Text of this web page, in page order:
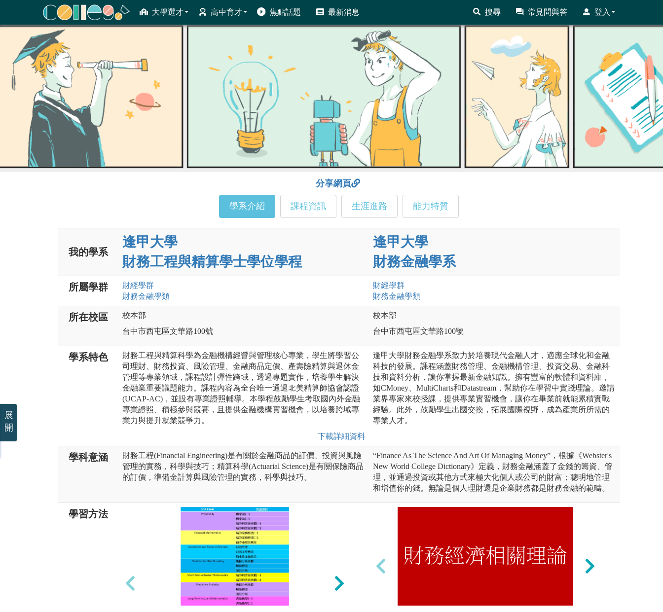
大學選才 高中育才 焦點話題 最新消息 搜尋 常見問與答 登入
ColleGo! 大學選才與高中育才輔助系統
分享網頁
學系介紹 課程資訊 生涯進路 能力特質
我的學系
逢甲大學
財務工程與精算學士學位學程
逢甲大學
財務金融學系
所屬學群 財經學群
財務金融學類
財經學群
財務金融學類
所在校區
校本部
台中市西屯區文華路100號
校本部
台中市西屯區文華路100號
學系特色
財務工程與精算科學為金融機構經營與管理核心專業，學生將學習公
司理財、財務投資、風險管理、金融商品定價、產壽險精算與退休金
管理等專業領域，課程設計彈性跨域，透過專題實作，培養學生解決
金融業重要議題能力。課程內容為全台唯一通過北美精算師協會認證
(UCAP-AC)，並設有專業證照輔導。本學程鼓勵學生考取國內外金融
專業證照、積極參與競賽，且提供金融機構實習機會，以培養跨域專
業力與提升就業競爭力。
下載詳細資料
逢甲大學財務金融學系致力於培養現代金融人才，適應全球化和金融
科技的發展。課程涵蓋財務管理、金融機構管理、投資交易、金融科
技和資料分析，讓你掌握最新金融知識。擁有豐富的軟體和資料庫，
如CMoney、MultiCharts和Datastream，幫助你在學習中實踐理論。邀請
業界專家來校授課，提供專業實習機會，讓你在畢業前就能累積實戰
經驗。此外，鼓勵學生出國交換，拓展國際視野，成為產業所所需的
專業人才。
學科意涵
財務工程(Financial Engineering)是有關於金融商品的訂價、投資與風險
管理的實務，科學與技巧；精算科學(Actuarial Science)是有關保險商品
的訂價，準備金計算與風險管理的實務，科學與技巧。
“Finance As The Science And Art Of Managing Money”，根據《Webster's
New World College Dictionary》定義，財務金融涵蓋了金錢的籌資、管
理，並通過投資或其他方式來極大化個人或公司的財富；聰明地管理
和增值你的錢。無論是個人理財還是企業財務都是財務金融的範疇。
學習方法
展
開